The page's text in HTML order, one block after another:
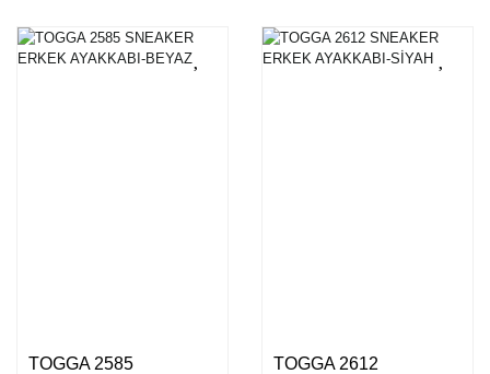
TOGGA 2585
TOGGA 2612